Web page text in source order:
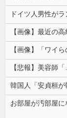
【画像】最近の
【画像】「ワイ
【悲報】美容師
お部屋が汚部屋に